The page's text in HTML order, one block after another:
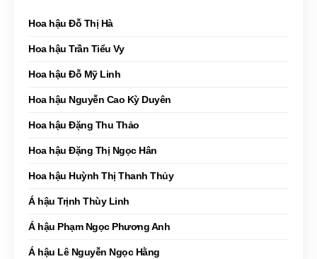
Hoa hậu Đỗ Thị Hà
Hoa hậu Trần Tiểu Vy
Hoa hậu Đỗ Mỹ Linh
Hoa hậu Nguyễn Cao Kỳ Duyên
Hoa hậu Đặng Thu Thảo
Hoa hậu Đặng Thị Ngọc Hân
Hoa hậu Huỳnh Thị Thanh Thủy
Á hậu Trịnh Thùy Linh
Á hậu Phạm Ngọc Phương Anh
Á hậu Lê Nguyễn Ngọc Hằng